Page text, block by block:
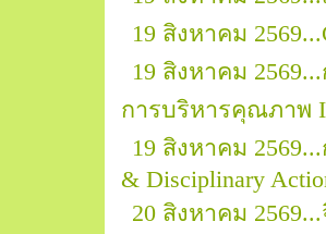
19 สิงหาคม
19 สิงหาคม
การบริหารคุณภาพ
19 สิงหาคม
& Disciplinary
20 สิงหาคม